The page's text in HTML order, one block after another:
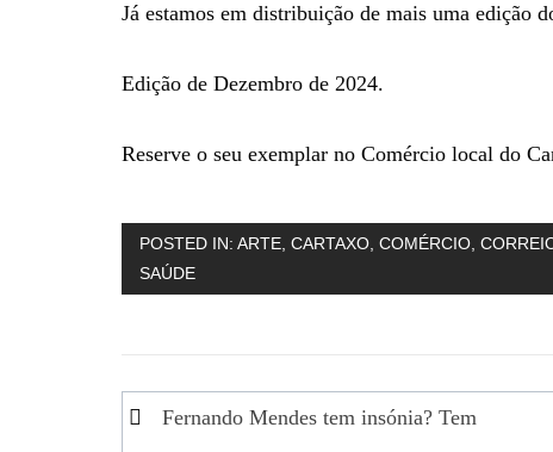
Já estamos em distribuição de mais uma edição
Edição de Dezembro de 2024.
Reserve o seu exemplar no Comércio local do
POSTED IN: ARTE CARTAXO COMÉRCIO
SAÚDE
Navegação
Fernando Mendes tem insónia? Tem